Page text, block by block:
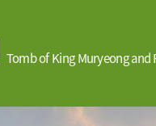
Tomb of King Muryeong and